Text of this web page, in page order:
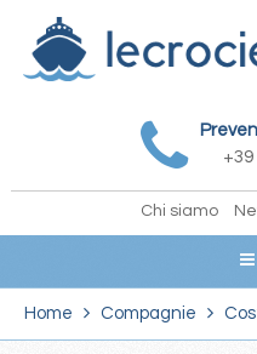
+39
Chi siamo
Home Compagnie